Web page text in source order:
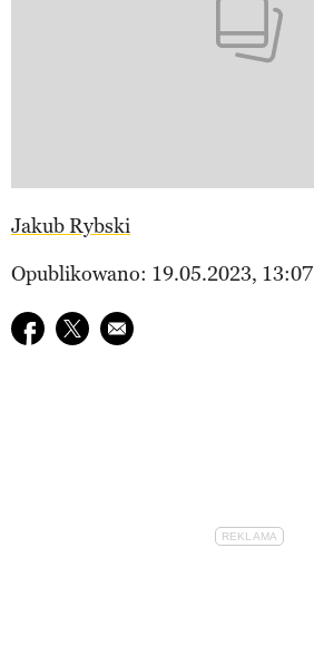
Jakub Rybski
Opublikowano: 19.05.2023, 13:07
Udostępnij na facebook
Udostępnij na twitter
E-mail do przyjaciela